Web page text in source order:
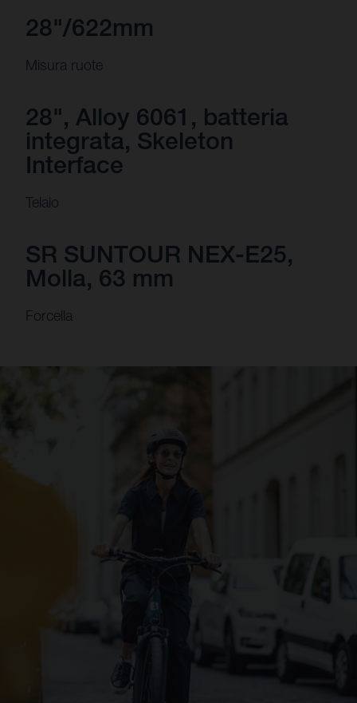
28"/622mm
Misura ruote
28", Alloy 6061, batteria
integrata, Skeleton
Interface
Telaio
SR SUNTOUR NEX-E25,
Molla, 63 mm
Forcella